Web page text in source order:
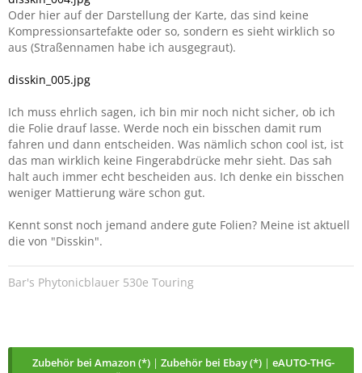
Oder hier auf der Darstellung der Karte, das sind keine
Kompressionsartefakte oder so, sondern es sieht wirklich so
aus (Straßennamen habe ich ausgegraut).
disskin_005.jpg
Ich muss ehrlich sagen, ich bin mir noch nicht sicher, ob ich
die Folie drauf lasse. Werde noch ein bisschen damit rum
fahren und dann entscheiden. Was nämlich schon cool ist, ist
das man wirklich keine Fingerabdrücke mehr sieht. Das sah
halt auch immer echt bescheiden aus. Ich denke ein bisschen
weniger Mattierung wäre schon gut.
Kennt sonst noch jemand andere gute Folien? Meine ist aktuell
die von "Disskin".
Bar's Phytonicblauer 530e Touring
Zubehör bei Amazon (*)| Zubehör bei Ebay (*)| eAUTO-THG-